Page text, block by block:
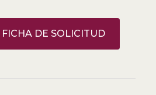
FICHA DE SOLICITUD